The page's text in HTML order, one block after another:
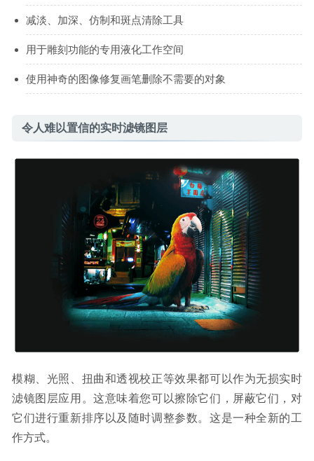
减淡、加深、仿制和斑点清除工具
用于雕刻功能的专用液化工作空间
使用神奇的图像修复画笔删除不需要的对象
令人难以置信的实时滤镜图层
模糊、光照、扭曲和透视校正等效果都可以作为无损实时
滤镜图层应用。这意味着您可以擦除它们，屏蔽它们，对
它们进行重新排序以及随时调整参数。这是一种全新的工
作方式。